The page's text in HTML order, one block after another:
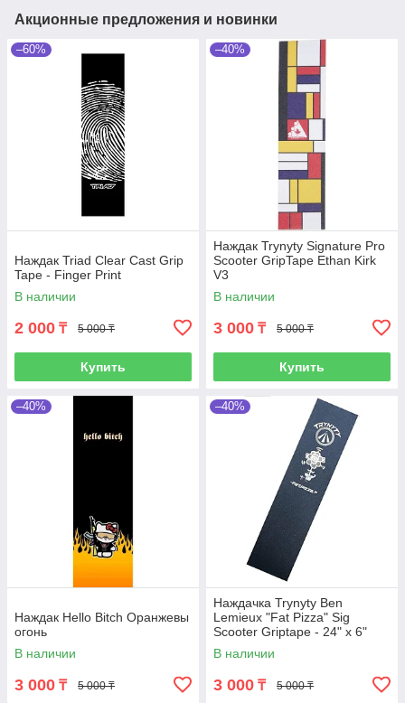
Акционные предложения и новинки
–60%
Наждак Triad Clear Cast Grip
Tape - Finger Print
В наличии
2 000 ₸ 5 000 ₸
Купить
–40%
Наждак Trynyty Signature Pro
Scooter GripTape Ethan Kirk
V3
В наличии
3 000 ₸ 5 000 ₸
Купить
–40%
Наждак Hello Bitch Оранжевы
огонь
В наличии
3 000 ₸ 5 000 ₸
–40%
Наждачка Trynyty Ben
Lemieux "Fat Pizza" Sig
Scooter Griptape - 24" x 6"
В наличии
3 000 ₸ 5 000 ₸